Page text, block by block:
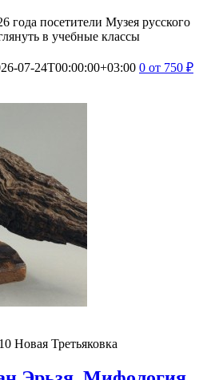
года посетители Музея русского
в учебные классы
07-24T00:00:00+03:00 0 от 750 ₽
Новая Третьяковка